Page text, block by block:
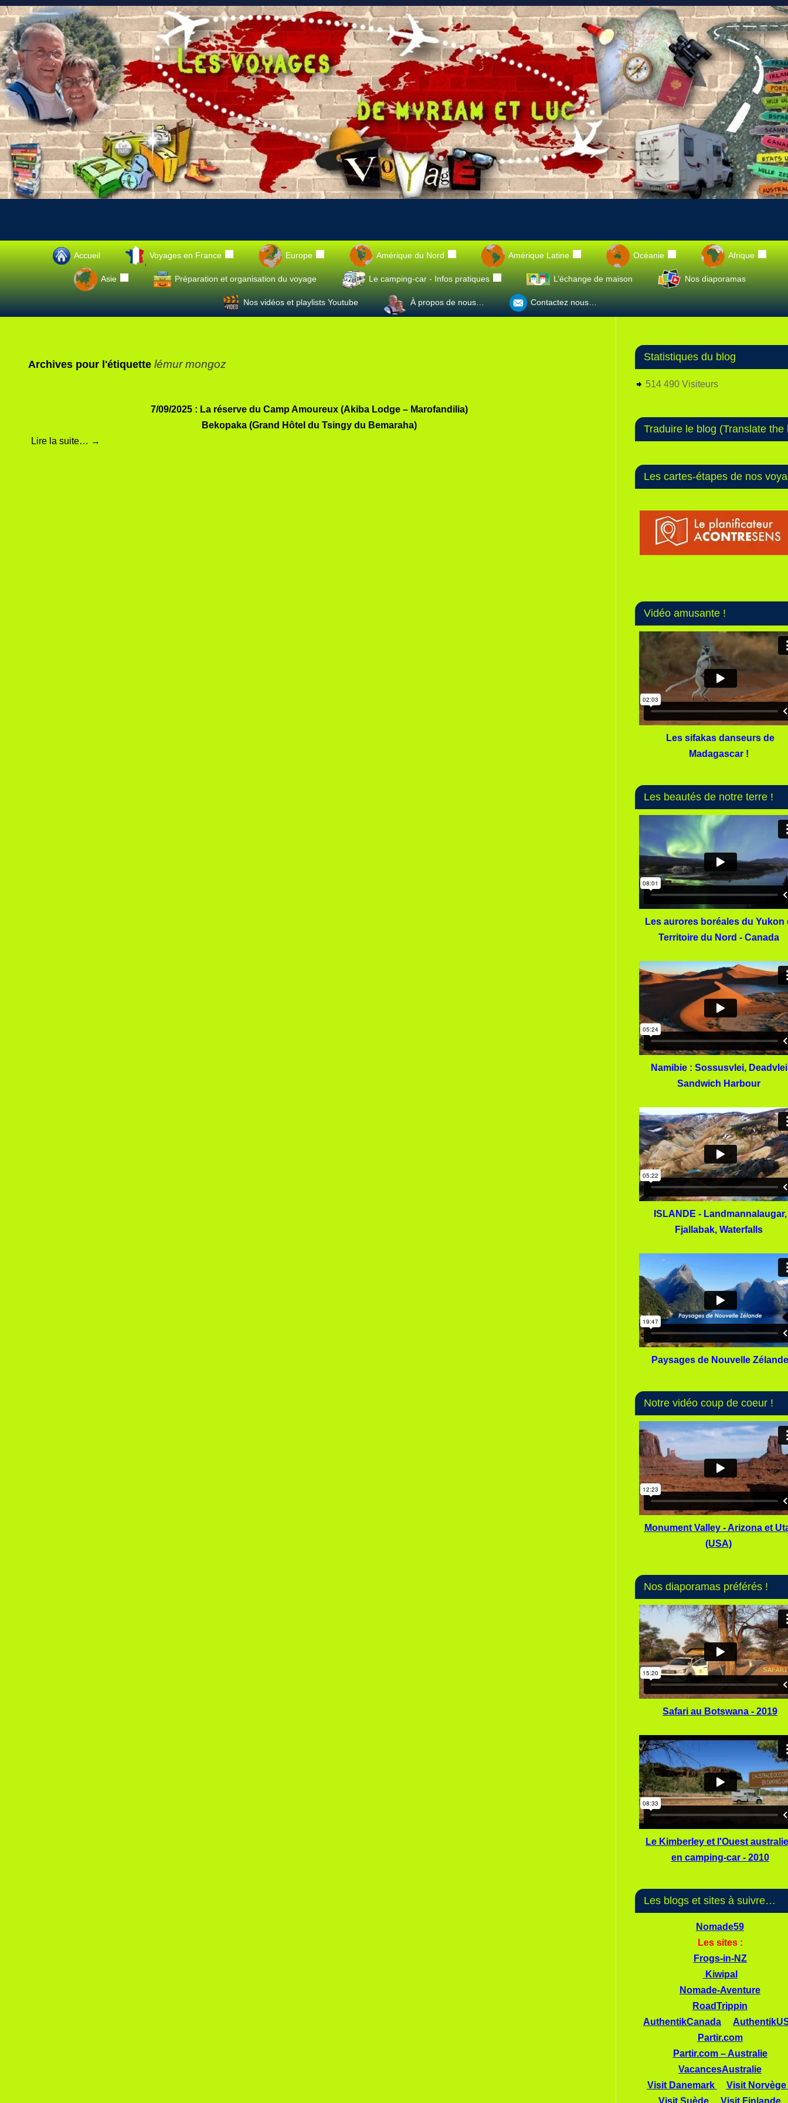
Accueil Voyages en France Europe Amérique du Nord Amérique Latine Océanie Afrique
Asie Préparation et organisation du voyage Le camping-car - Infos pratiques L’échange de maison Nos diaporamas
Nos vidéos et playlists Youtube À propos de nous… Contactez nous…
Archives pour l'étiquette lémur mongoz
7/09/2025 : La réserve du Camp Amoureux (Akiba Lodge – Marofandilia)
Bekopaka (Grand Hôtel du Tsingy du Bemaraha)
Lire la suite… →
Statistiques du blog
514 490 Visiteurs
Traduire le blog (Translate the
Les cartes-étapes de nos
Vidéo amusante !
Les sifakas danseurs de
Madagascar !
Les beautés de notre terre !
Les aurores boréales du Yukon
Territoire du Nord - Canada
Namibie : Sossusvlei,
Sandwich Harbour
ISLANDE - Landmannalaugar,
Fjallabak, Waterfalls
Paysages de Nouvelle Zélande
Notre vidéo coup de coeur !
Monument Valley - Arizona et
(USA)
Nos diaporamas préférés !
Safari au Botswana - 2019
Le Kimberley et l'Ouest
en camping-car - 2010
Les blogs et sites à suivre…
Nomade59
Les sites :
Frogs-in-NZ
Kiwipal
Nomade-Aventure
RoadTrippin
AuthentikCanada
Partir.com
Partir.com – Australie
VacancesAustralie
Visit Danemark
Visit Norvège
Visit Suède
Visit Finlande